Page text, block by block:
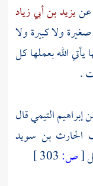
عنيزيد بن أبي زياد
ولا كبيرة ولا
الله بعملها كل
.
إبراهيم التيميقال
الحارث بن سويد
[ص: